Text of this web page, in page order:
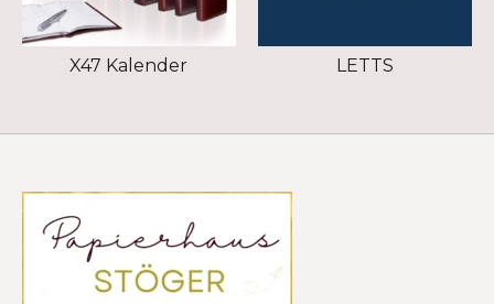
X47 Kalender LETTS